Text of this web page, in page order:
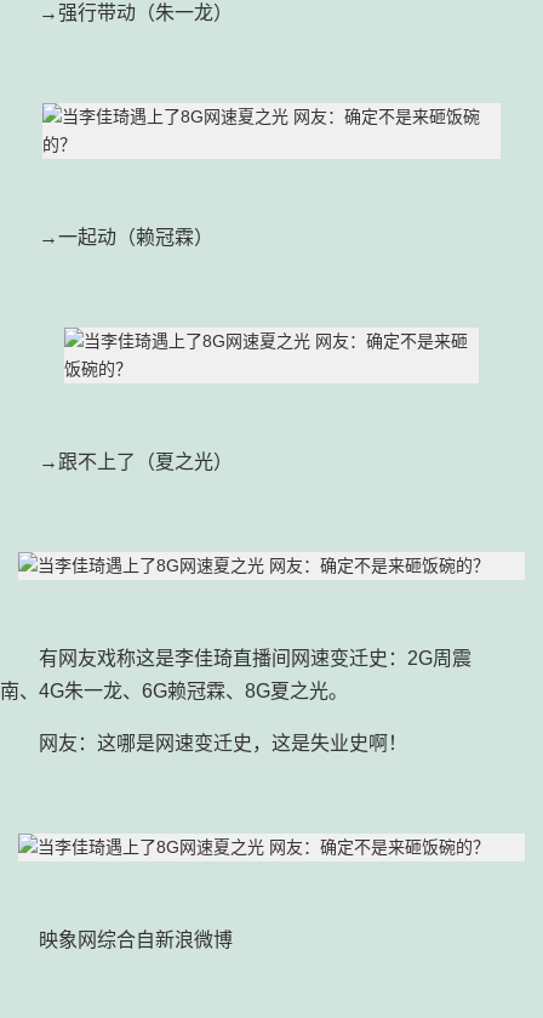
→强行带动（朱一龙）
→一起动（赖冠霖）
→跟不上了（夏之光）
有网友戏称这是李佳琦直播间网速变迁史：2G周震
南、4G朱一龙、6G赖冠霖、8G夏之光。
网友：这哪是网速变迁史，这是失业史啊！
映象网综合自新浪微博